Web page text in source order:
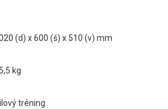
(d) x 600 (š) x 510 (v) mm
kg
tréning